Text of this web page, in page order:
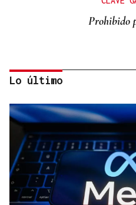
Prohibido
Lalo
O
Un día
Lo último